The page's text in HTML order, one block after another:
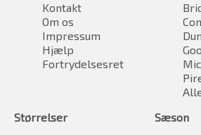
Kontakt
Om os
Impressum
Hjælp
Fortrydelsesret
Størrelser
Sæson